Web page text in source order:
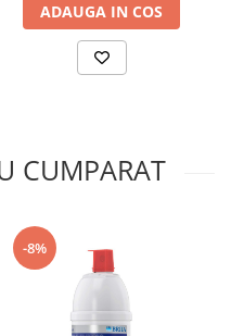
ADAUGA IN COS
CUMPARAT
-8%